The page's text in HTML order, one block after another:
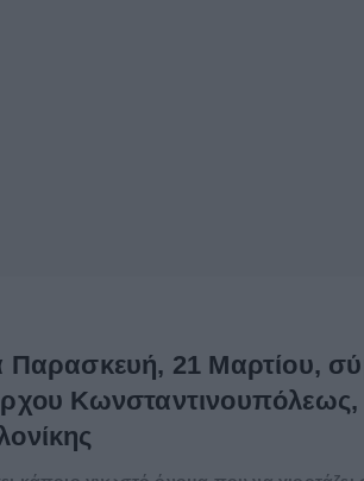
Παρασκευή, 21 Μαρτίου,